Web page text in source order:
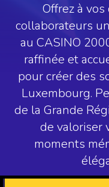
Offrez à
collaborateurs
au CASINO
raffinée et
pour créer des
Luxembourg.
de la Grande
de valoriser
moments